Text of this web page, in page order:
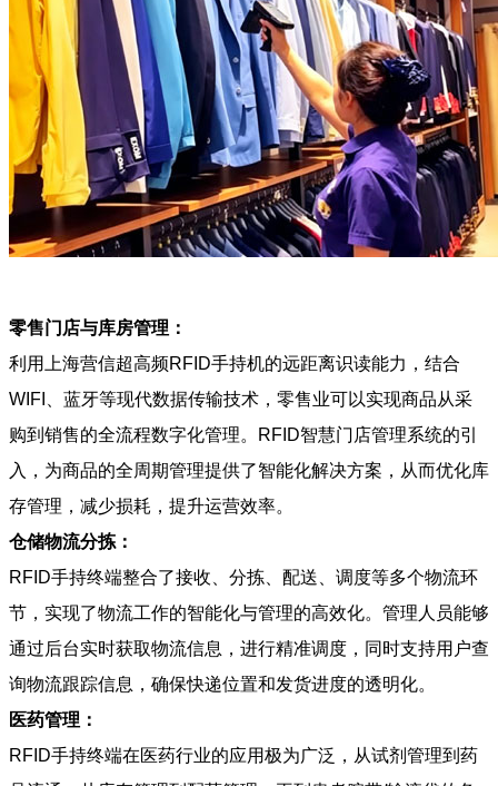
零售门店与库房管理：
利用上海营信超高频RFID手持机的远距离识读能力，结合
WIFI、蓝牙等现代数据传输技术，零售业可以实现商品从采
购到销售的全流程数字化管理。RFID智慧门店管理系统的引
入，为商品的全周期管理提供了智能化解决方案，从而优化库
存管理，减少损耗，提升运营效率。
仓储物流分拣：
RFID手持终端整合了接收、分拣、配送、调度等多个物流环
节，实现了物流工作的智能化与管理的高效化。管理人员能够
通过后台实时获取物流信息，进行精准调度，同时支持用户查
询物流跟踪信息，确保快递位置和发货进度的透明化。
医药管理：
RFID手持终端在医药行业的应用极为广泛，从试剂管理到药